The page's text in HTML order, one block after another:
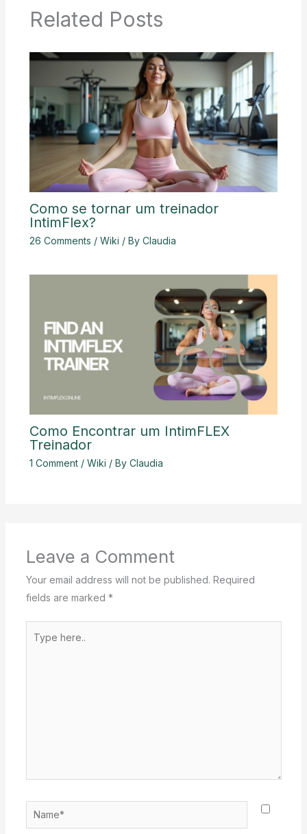
Related Posts
Como se tornar um treinador
IntimFlex?
26 Comments / Wiki / By Claudia
Como Encontrar um IntimFLEX
Treinador
1 Comment / Wiki / By Claudia
Leave a Comment
Your email address will not be published. Required
fields are marked *
here..
Name*